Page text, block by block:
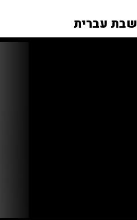
שבת עברית